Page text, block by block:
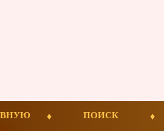
ПОИСК